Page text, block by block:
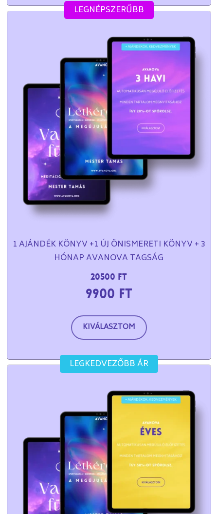
LEGNÉPSZERŰBB
1 AJÁNDÉK KÖNYV +1 ÚJ ÖNISMERETI KÖNYV + 3
HÓNAP AVANOVA TAGSÁG
20500 Ft
9900 Ft
KIVÁLASZTOM
LEGKEDVEZŐBB ÁR